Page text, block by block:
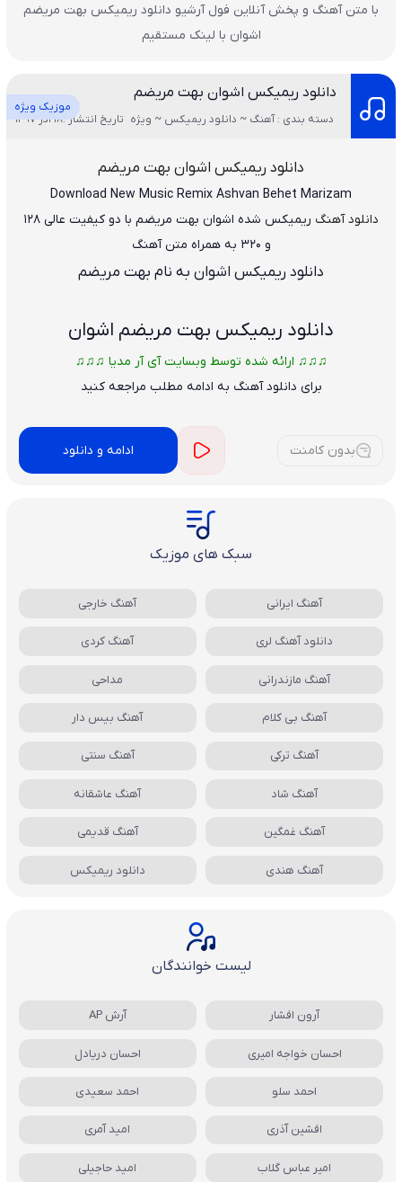
با متن آهنگ و پخش آنلاین فول آرشیو دانلود ریمیکس بهت مریضم
اشوان با لینک مستقیم
دانلود ریمیکس اشوان بهت مریضم
موزیک ویژه
دسته بندی : آهنگ ~ دانلود ریمیکس ~ ویژه تاریخ انتشار :18 آذر 1397
دانلود ریمیکس اشوان بهت مریضم
Download New Music Remix Ashvan Behet Marizam
دانلود آهنگ ریمیکس شده اشوان بهت مریضم
با دو کیفیت عالی ۱۲۸
و ۳۲۰ به همراه متن آهنگ
دانلود ریمیکس اشوان به نام بهت مریضم
دانلود ریمیکس بهت مریضم اشوان
♫♫♫ ارائه شده توسط وبسایت آی آر مدیا ♫♫♫
برای دانلود آهنگ به ادامه مطلب مراجعه کنید
بدون کامنت ادامه و دانلود
سبک های موزیک
آهنگ ایرانی آهنگ خارجی
دانلود آهنگ لری آهنگ کردی
آهنگ مازندرانی مداحی
آهنگ بی کلام آهنگ بیس دار
آهنگ ترکی آهنگ سنتی
آهنگ شاد آهنگ عاشقانه
آهنگ غمگین آهنگ قدیمی
آهنگ هندی دانلود ریمیکس
لیست خوانندگان
آرون افشار آرش AP
احسان خواجه امیری احسان دریادل
احمد سلو احمد سعیدی
افشین آذری امید آمری
امیر عباس گلاب امید حاجیلی